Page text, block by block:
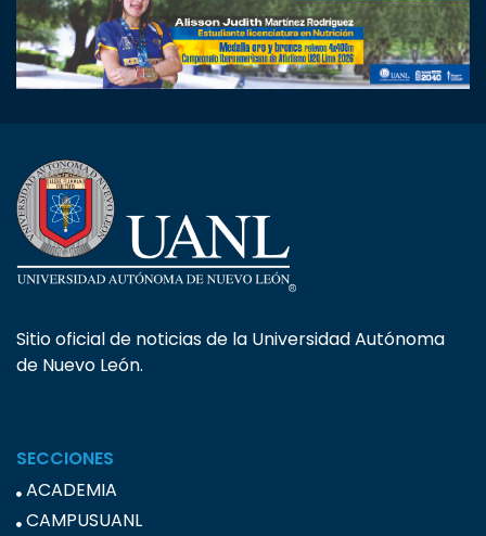
Sitio oficial de noticias de la Universidad Autónoma
de Nuevo León.
SECCIONES
ACADEMIA
CAMPUSUANL